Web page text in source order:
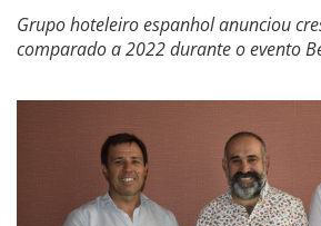
Grupo hoteleiro espanhol anunciou
comparado a 2022 durante o evento